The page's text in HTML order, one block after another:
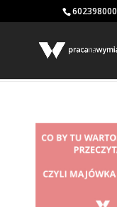
602398000